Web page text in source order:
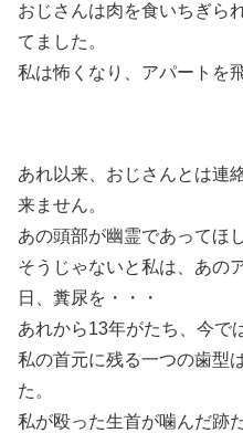
おじさんは肉を食いちぎら
てました。
私は怖くなり、アパートを
あれ以来、おじさんとは連
来ません。
あの頭部が幽霊であってほ
そうじゃないと私は、あの
日、糞尿を・・・
あれから13年がたち、今で
私の首元に残る一つの歯型
た。
私が殴った生首が噛んだ跡